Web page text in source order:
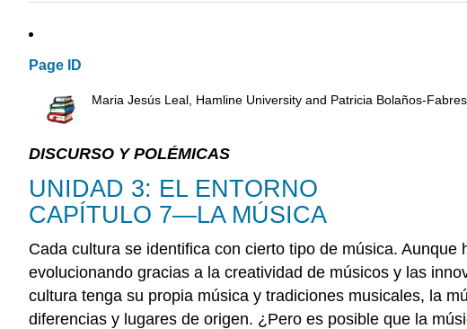
Page ID
Maria Jesús Leal, Hamline University and Patricia Bolaños-
DISCURSO Y POLÉMICAS
UNIDAD 3: EL ENTORNO
CAPÍTULO 7—LA MÚSICA
Cada cultura se identifica con cierto tipo de música. Aunque
evolucionando gracias a la creatividad de músicos y las
cultura tenga su propia música y tradiciones musicales, la
diferencias y lugares de origen. ¿Pero es posible que la